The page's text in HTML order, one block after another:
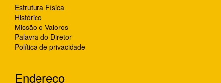
Estrutura Física
Histórico
Missão e Valores
Palavra do Diretor
Política de privacidade
Endereço